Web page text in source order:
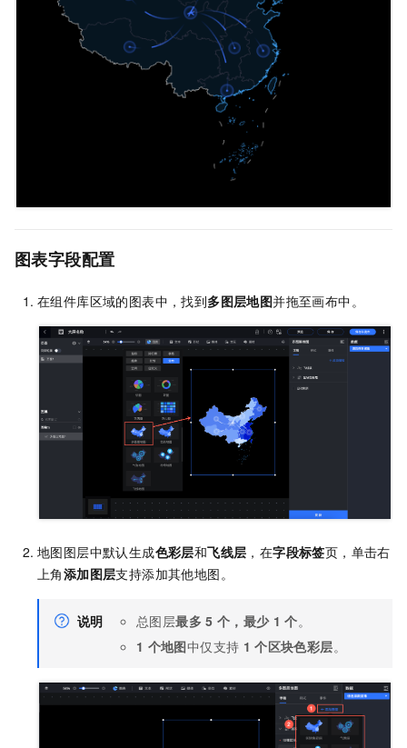
图表字段配置
在组件库区域的图表中，找到多图层地图并拖至画布中。
地图图层中默认生成色彩层和飞线层 ，在字段标签页，单击右
上角添加图层支持添加其他地图。
说明 总图层最多 5 个，最少 1 个。
1 个地图中仅支持 1 个区块色彩层。